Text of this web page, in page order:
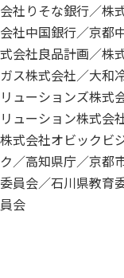
会社りそな銀行／株
会社中国銀行／京都
式会社良品計画／株
ガス株式会社／大和
リューションズ株式
リューション株式会
株式会社オビックビ
ク／高知県庁／京都
委員会／石川県教育
員会